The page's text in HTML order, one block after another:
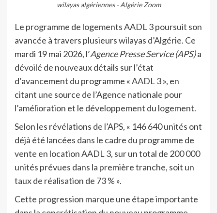
wilayas algériennes - Algérie Zoom
Le programme de logements AADL 3 poursuit son
avancée à travers plusieurs wilayas d’Algérie. Ce
mardi 19 mai 2026, l’Agence Presse Service (APS)a
dévoilé de nouveaux détails sur l’état
d’avancement du programme « AADL 3 », en
citant une source de l’Agence nationale pour
l’amélioration et le développement du logement.
Selon les révélations de l’APS, « 146 640 unités ont
déjà été lancées dans le cadre du programme de
vente en location AADL 3, sur un total de 200 000
unités prévues dans la première tranche, soit un
taux de réalisation de 73 % ».
Cette progression marque une étape importante